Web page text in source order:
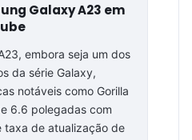
Galaxy A23 em
embora seja um dos
da série Galaxy,
notáveis como Gorilla
6.6 polegadas com
taxa de atualização de